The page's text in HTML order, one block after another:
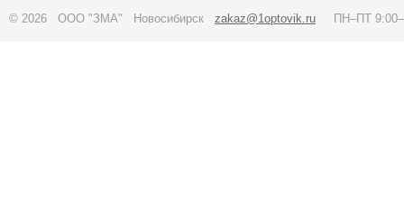
© 2026 ООО "ЗМА" Новосибирск zakaz@1optovik.ru ПН–ПТ